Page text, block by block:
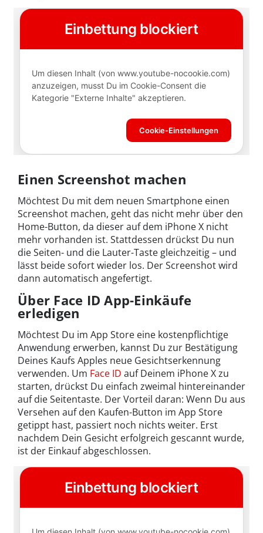
Einen Screenshot machen
Möchtest Du mit dem neuen Smartphone einen
Screenshot machen, geht das nicht mehr über den
Home-Button, da dieser auf dem iPhone X nicht
mehr vorhanden ist. Stattdessen drückst Du nun
die Seiten- und die Lauter-Taste gleichzeitig – und
lässt beide sofort wieder los. Der Screenshot wird
dann automatisch angefertigt.
Über Face ID App-Einkäufe
erledigen
Möchtest Du im App Store eine kostenpflichtige
Anwendung erwerben, kannst Du zur Bestätigung
Deines Kaufs Apples neue Gesichtserkennung
verwenden. Um Face ID auf Deinem iPhone X zu
starten, drückst Du einfach zweimal hintereinander
auf die Seitentaste. Der Vorteil daran: Wenn Du aus
Versehen auf den Kaufen-Button im App Store
getippt hast, passiert noch nichts weiter. Erst
nachdem Dein Gesicht erfolgreich gescannt wurde,
ist der Einkauf abgeschlossen.